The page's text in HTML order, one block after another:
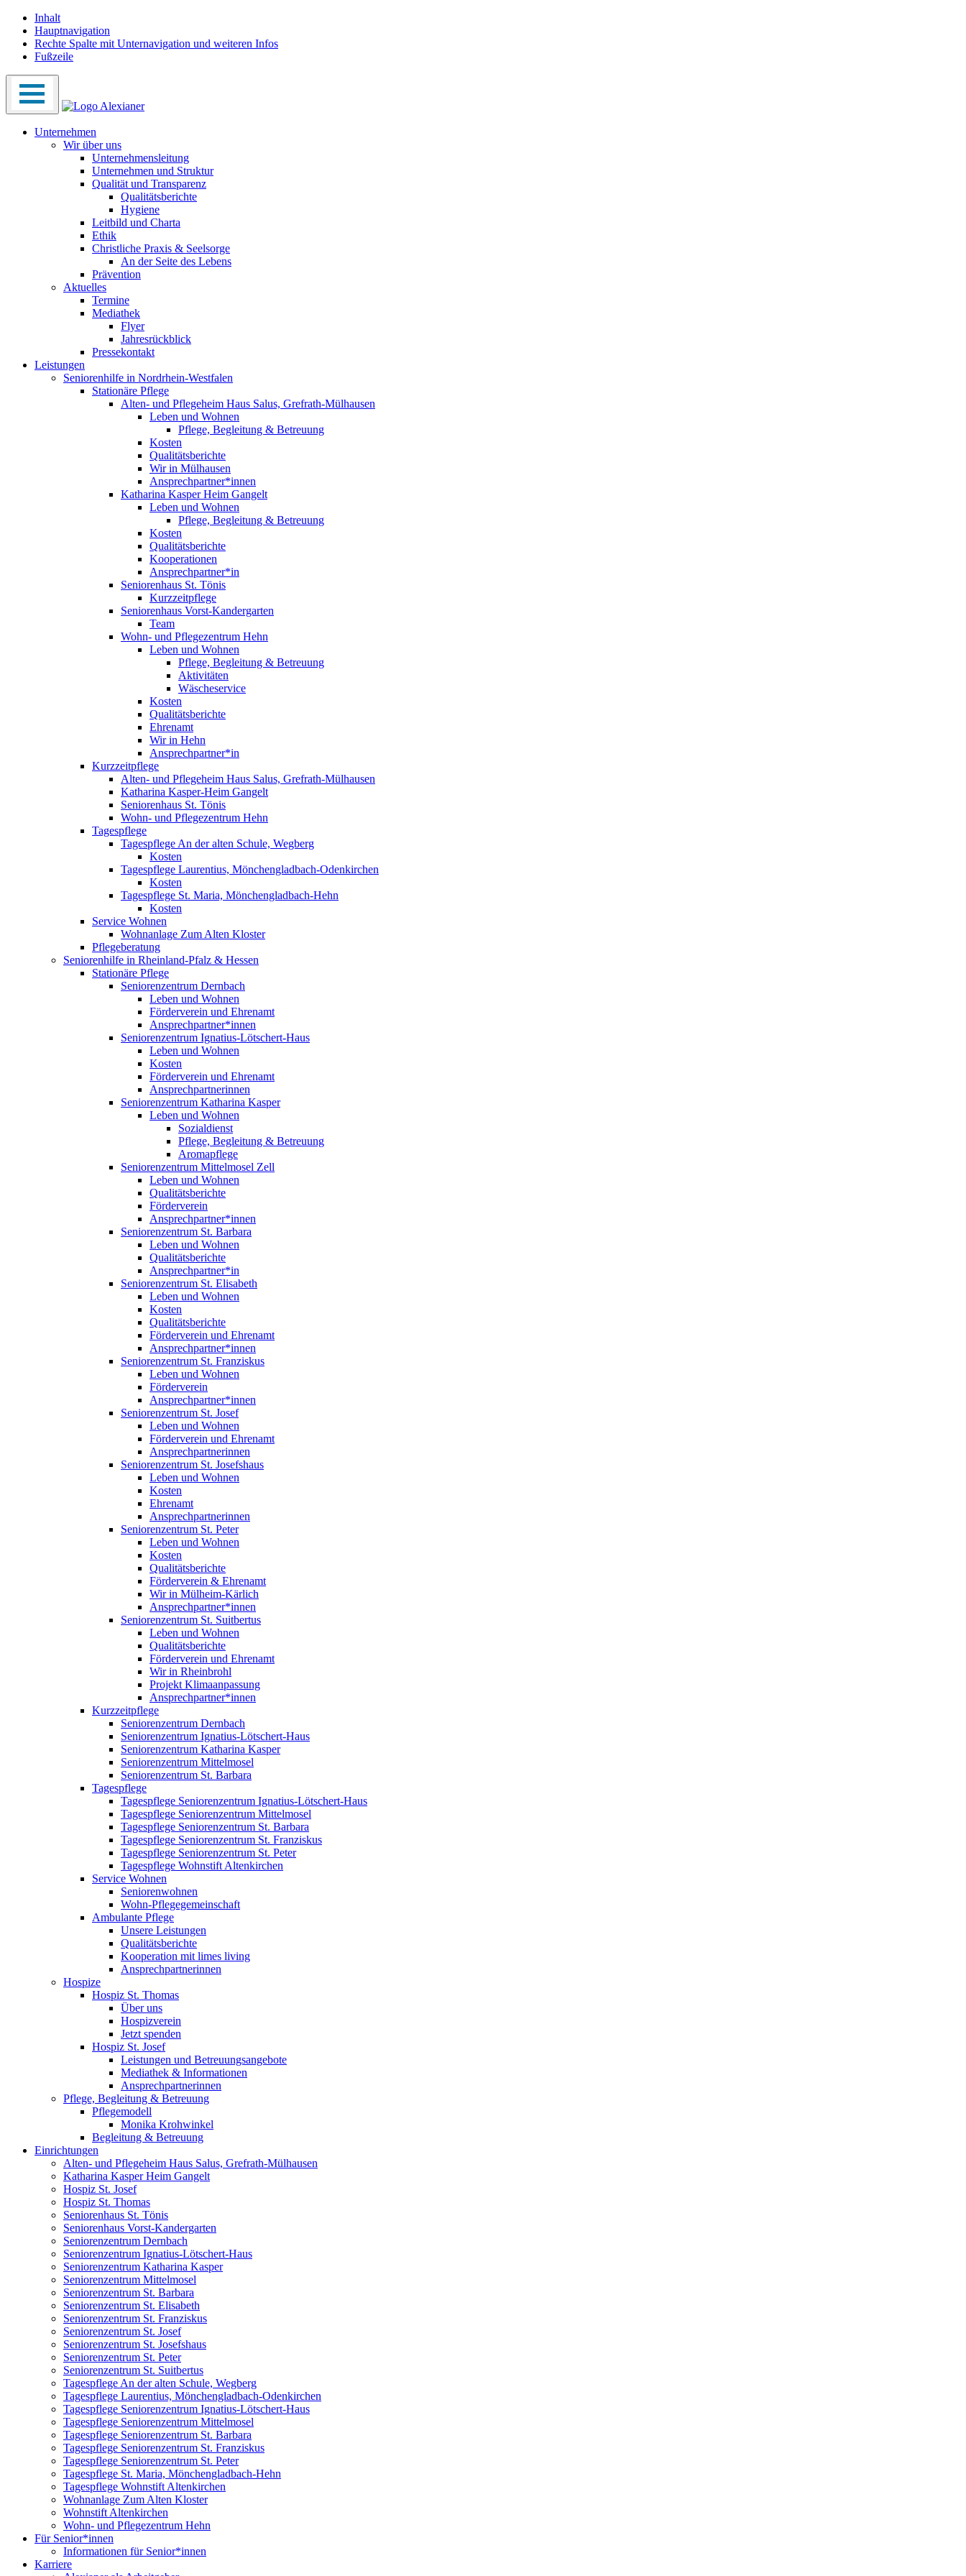
Inhalt
Hauptnavigation
Rechte Spalte mit Unternavigation und weiteren Infos
Fußzeile
Unternehmen
Wir über uns
Unternehmensleitung
Unternehmen und Struktur
Qualität und Transparenz
Qualitätsberichte
Hygiene
Leitbild und Charta
Ethik
Christliche Praxis & Seelsorge
An der Seite des Lebens
Prävention
Aktuelles
Termine
Mediathek
Flyer
Jahresrückblick
Pressekontakt
Leistungen
Seniorenhilfe in Nordrhein-Westfalen
Stationäre Pflege
Alten- und Pflegeheim Haus Salus, Grefrath-Mülhausen
Leben und Wohnen
Pflege, Begleitung & Betreuung
Kosten
Qualitätsberichte
Wir in Mülhausen
Ansprechpartner*innen
Katharina Kasper Heim Gangelt
Leben und Wohnen
Pflege, Begleitung & Betreuung
Kosten
Qualitätsberichte
Kooperationen
Ansprechpartner*in
Seniorenhaus St. Tönis
Kurzzeitpflege
Seniorenhaus Vorst-Kandergarten
Team
Wohn- und Pflegezentrum Hehn
Leben und Wohnen
Pflege, Begleitung & Betreuung
Aktivitäten
Wäscheservice
Kosten
Qualitätsberichte
Ehrenamt
Wir in Hehn
Ansprechpartner*in
Kurzzeitpflege
Alten- und Pflegeheim Haus Salus, Grefrath-Mülhausen
Katharina Kasper-Heim Gangelt
Seniorenhaus St. Tönis
Wohn- und Pflegezentrum Hehn
Tagespflege
Tagespflege An der alten Schule, Wegberg
Kosten
Tagespflege Laurentius, Mönchengladbach-Odenkirchen
Kosten
Tagespflege St. Maria, Mönchengladbach-Hehn
Kosten
Service Wohnen
Wohnanlage Zum Alten Kloster
Pflegeberatung
Seniorenhilfe in Rheinland-Pfalz & Hessen
Stationäre Pflege
Seniorenzentrum Dernbach
Leben und Wohnen
Förderverein und Ehrenamt
Ansprechpartner*innen
Seniorenzentrum Ignatius-Lötschert-Haus
Leben und Wohnen
Kosten
Förderverein und Ehrenamt
Ansprechpartnerinnen
Seniorenzentrum Katharina Kasper
Leben und Wohnen
Sozialdienst
Pflege, Begleitung & Betreuung
Aromapflege
Seniorenzentrum Mittelmosel Zell
Leben und Wohnen
Qualitätsberichte
Förderverein
Ansprechpartner*innen
Seniorenzentrum St. Barbara
Leben und Wohnen
Qualitätsberichte
Ansprechpartner*in
Seniorenzentrum St. Elisabeth
Leben und Wohnen
Kosten
Qualitätsberichte
Förderverein und Ehrenamt
Ansprechpartner*innen
Seniorenzentrum St. Franziskus
Leben und Wohnen
Förderverein
Ansprechpartner*innen
Seniorenzentrum St. Josef
Leben und Wohnen
Förderverein und Ehrenamt
Ansprechpartnerinnen
Seniorenzentrum St. Josefshaus
Leben und Wohnen
Kosten
Ehrenamt
Ansprechpartnerinnen
Seniorenzentrum St. Peter
Leben und Wohnen
Kosten
Qualitätsberichte
Förderverein & Ehrenamt
Wir in Mülheim-Kärlich
Ansprechpartner*innen
Seniorenzentrum St. Suitbertus
Leben und Wohnen
Qualitätsberichte
Förderverein und Ehrenamt
Wir in Rheinbrohl
Projekt Klimaanpassung
Ansprechpartner*innen
Kurzzeitpflege
Seniorenzentrum Dernbach
Seniorenzentrum Ignatius-Lötschert-Haus
Seniorenzentrum Katharina Kasper
Seniorenzentrum Mittelmosel
Seniorenzentrum St. Barbara
Tagespflege
Tagespflege Seniorenzentrum Ignatius-Lötschert-Haus
Tagespflege Seniorenzentrum Mittelmosel
Tagespflege Seniorenzentrum St. Barbara
Tagespflege Seniorenzentrum St. Franziskus
Tagespflege Seniorenzentrum St. Peter
Tagespflege Wohnstift Altenkirchen
Service Wohnen
Seniorenwohnen
Wohn-Pflegegemeinschaft
Ambulante Pflege
Unsere Leistungen
Qualitätsberichte
Kooperation mit limes living
Ansprechpartnerinnen
Hospize
Hospiz St. Thomas
Über uns
Hospizverein
Jetzt spenden
Hospiz St. Josef
Leistungen und Betreuungsangebote
Mediathek & Informationen
Ansprechpartnerinnen
Pflege, Begleitung & Betreuung
Pflegemodell
Monika Krohwinkel
Begleitung & Betreuung
Einrichtungen
Alten- und Pflegeheim Haus Salus, Grefrath-Mülhausen
Katharina Kasper Heim Gangelt
Hospiz St. Josef
Hospiz St. Thomas
Seniorenhaus St. Tönis
Seniorenhaus Vorst-Kandergarten
Seniorenzentrum Dernbach
Seniorenzentrum Ignatius-Lötschert-Haus
Seniorenzentrum Katharina Kasper
Seniorenzentrum Mittelmosel
Seniorenzentrum St. Barbara
Seniorenzentrum St. Elisabeth
Seniorenzentrum St. Franziskus
Seniorenzentrum St. Josef
Seniorenzentrum St. Josefshaus
Seniorenzentrum St. Peter
Seniorenzentrum St. Suitbertus
Tagespflege An der alten Schule, Wegberg
Tagespflege Laurentius, Mönchengladbach-Odenkirchen
Tagespflege Seniorenzentrum Ignatius-Lötschert-Haus
Tagespflege Seniorenzentrum Mittelmosel
Tagespflege Seniorenzentrum St. Barbara
Tagespflege Seniorenzentrum St. Franziskus
Tagespflege Seniorenzentrum St. Peter
Tagespflege St. Maria, Mönchengladbach-Hehn
Tagespflege Wohnstift Altenkirchen
Wohnanlage Zum Alten Kloster
Wohnstift Altenkirchen
Wohn- und Pflegezentrum Hehn
Für Senior*innen
Informationen für Senior*innen
Karriere